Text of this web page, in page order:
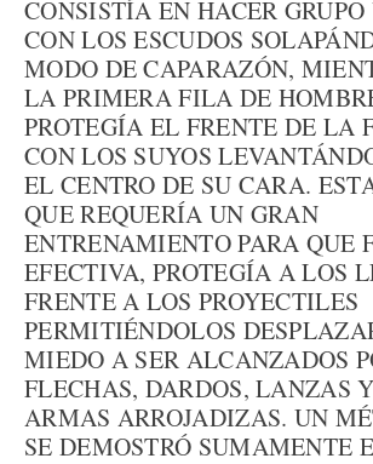
CONSISTÍA EN HACER
CON LOS ESCUDOS
MODO DE CAPARAZÓN,
LA PRIMERA FILA DE
PROTEGÍA EL FRENTE DE LA
CON LOS SUYOS
EL CENTRO DE SU CARA.
QUE REQUERÍA UN GRAN
ENTRENAMIENTO PARA QUE
EFECTIVA, PROTEGÍA A LOS
FRENTE A LOS PROYECTILES
PERMITIÉNDOLOS
MIEDO A SER ALCANZADOS
FLECHAS, DARDOS, LANZAS
ARMAS ARROJADIZAS. UN
SE DEMOSTRÓ SUMAMENTE